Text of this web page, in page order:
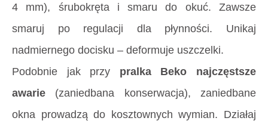
4 mm), śrubokręta i smaru do okuć. Zawsze
smaruj po regulacji dla płynności. Unikaj
nadmiernego docisku – deformuje uszczelki.
Podobnie jak przy pralka Beko najczęstsze
awarie (zaniedbana konserwacja), zaniedbane
okna prowadzą do kosztownych wymian. Działaj